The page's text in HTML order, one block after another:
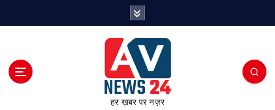
हर ख़बर पर नज़र